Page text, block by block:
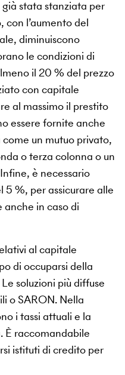
stata stanziata per
con l’aumento del
diminuiscono
le condizioni di
il 20 % del prezzo
con capitale
al massimo il prestito
essere fornite anche
un mutuo privato,
o terza colonna o un
è necessario
%, per assicurare alle
in caso di
al capitale
di occuparsi della
soluzioni più diffuse
o SARON. Nella
i tassi attuali e la
È raccomandabile
istituti di credito per